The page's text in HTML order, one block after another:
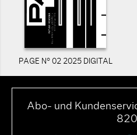
PAGE N° 02 2025 DIGITAL
Abo- und